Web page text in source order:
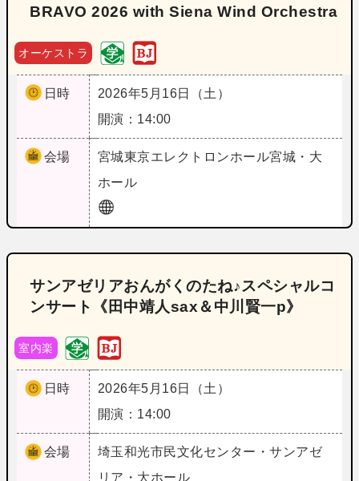
BRAVO 2026 with Siena Wind Orchestra
オーケストラ
日時
2026年5月16日（土）
開演：14:00
会場 宮城東京エレクトロンホール宮城・大
ホール
サンアゼリアおんがくのたね♪スペシャルコ
ンサート《田中靖人sax＆中川賢一p》
室内楽
日時
2026年5月16日（土）
開演：14:00
会場 埼玉和光市民文化センター・サンアゼ
リア・大ホール